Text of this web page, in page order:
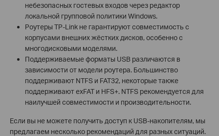
небезопасных гостевых входов через редактор
локальной групповой политики Windows.
Роутеры TP-Link не гарантируют совместимость с
корпусами внешних жёстких дисков, особенно с
многодисковыми моделями.
Поддерживаемые форматы USB различаются в
зависимости от модели роутера. Большинство
поддерживают NTFS и FAT32, некоторые также
поддерживают exFAT и HFS+. NTFS рекомендуется для
наилучшей совместимости и производительности.
Если вы не можете получить доступ к USB-накопителям, мы
предлагаем несколько рекомендаций для разных ситуаций.